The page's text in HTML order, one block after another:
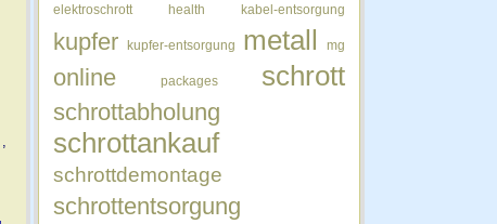
,
elektroschrott health kabel-entsorgung
kupfer kupfer-entsorgung metall mg
online packages schrott
schrottabholung
schrottankauf
schrottdemontage
schrottentsorgung